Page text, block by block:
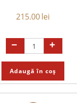
215.00lei
Adaugă în coș